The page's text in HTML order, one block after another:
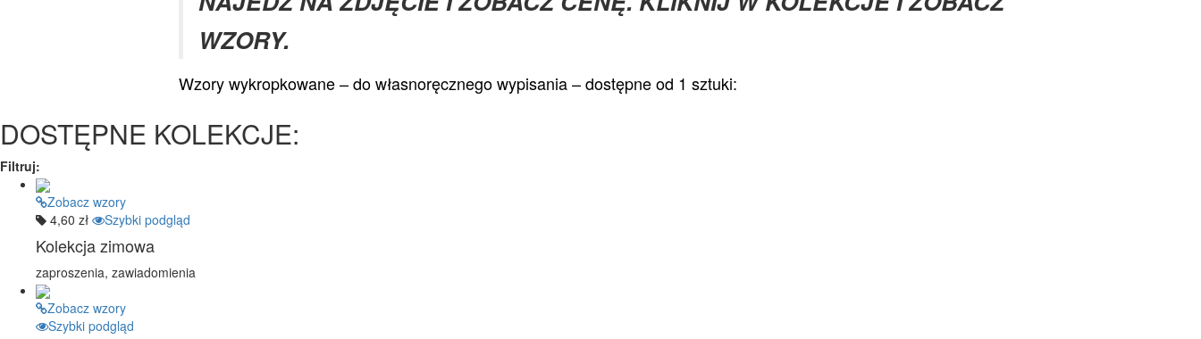
WZORY.
Wzory wykropkowane – do własnoręcznego wypisania – dostępne od 1 sztuki:
DOSTĘPNE KOLEKCJE:
Filtruj:
Zobacz wzory
4,60 zł
Szybki podgląd
Kolekcja zimowa
zaproszenia, zawiadomienia
Zobacz wzory
Szybki podgląd